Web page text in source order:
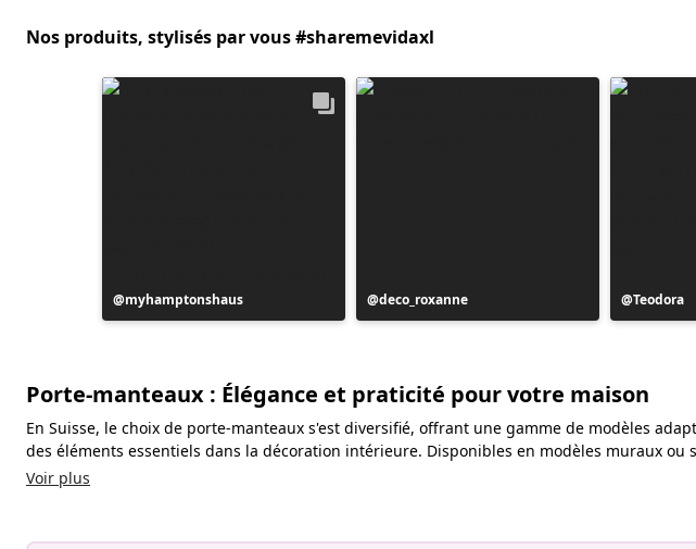
Nos produits, stylisés par vous #sharemevidaxl
Publication
publiée
myhamptonshaus
Publication
publiée
deco_roxanne
publiée
Teodora
Porte-manteaux : Élégance et praticité pour votre maison
En Suisse, le choix de porte-manteaux s'est diversifié, offrant une gamme de modèles
des éléments essentiels dans la décoration intérieure. Disponibles en modèles muraux
Voir plus